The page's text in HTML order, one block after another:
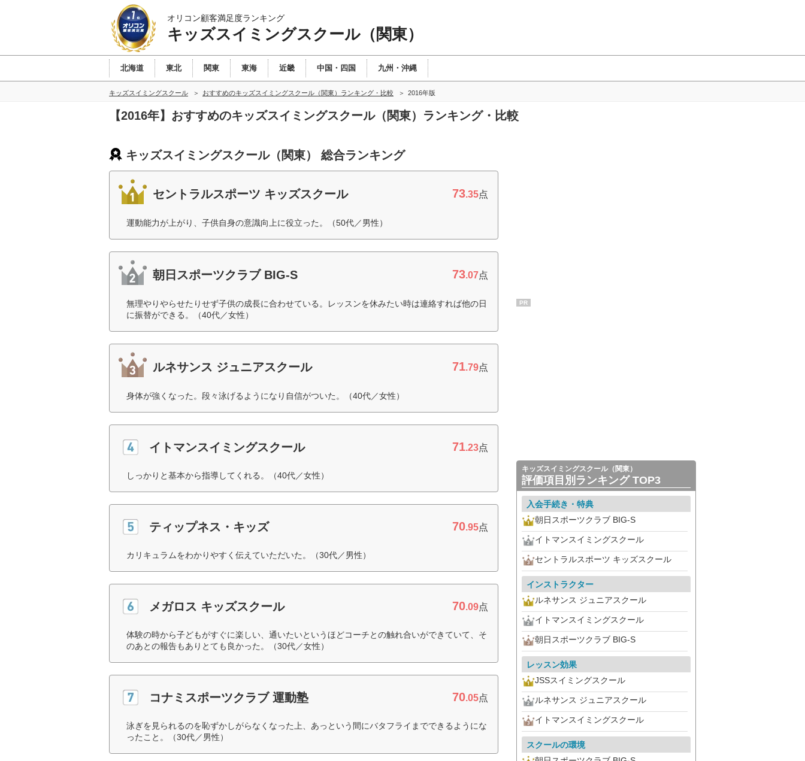
オリコン顧客満足度ランキング
キッズスイミングスクール（関東）
北海道 東北 関東 東海 近畿 中国・四国 九州・沖縄
キッズスイミングスクール おすすめのキッズスイミングスクール（関東）ランキング・比較 2016年版
【2016年】おすすめのキッズスイミングスクール（関東）ランキング・比較
キッズスイミングスクール（関東） 総合ランキング
セントラルスポーツ キッズスクール 73.35点
運動能力が上がり、子供自身の意識向上に役立った。（50代／男性）
朝日スポーツクラブ BIG-S 73.07点
無理やりやらせたりせず子供の成長に合わせている。レッスンを休みたい時は連絡すれば他の日
に振替ができる。（40代／女性）
ルネサンス ジュニアスクール 71.79点
身体が強くなった。段々泳げるようになり自信がついた。（40代／女性）
イトマンスイミングスクール 71.23点
しっかりと基本から指導してくれる。（40代／女性）
ティップネス・キッズ 70.95点
カリキュラムをわかりやすく伝えていただいた。（30代／男性）
メガロス キッズスクール 70.09点
体験の時から子どもがすぐに楽しい、通いたいというほどコーチとの触れ合いができていて、そ
のあとの報告もありとても良かった。（30代／女性）
コナミスポーツクラブ 運動塾 70.05点
泳ぎを見られるのを恥ずかしがらなくなった上、あっという間にバタフライまでできるようにな
ったこと。（30代／男性）
PR
キッズスイミングスクール（関東）
評価項目別ランキング TOP3
入会手続き・特典
朝日スポーツクラブ BIG-S
イトマンスイミングスクール
セントラルスポーツ キッズスクール
インストラクター
ルネサンス ジュニアスクール
イトマンスイミングスクール
朝日スポーツクラブ BIG-S
レッスン効果
JSSスイミングスクール
ルネサンス ジュニアスクール
イトマンスイミングスクール
スクールの環境